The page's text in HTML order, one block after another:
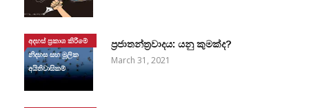
අදහස් ප්‍රකාශ කිරීමේ
නිදහස සහ මූලික
අයිතිවාසිකම්
ප්‍රජාතන්ත්‍රවාදය: යනු කුමක්ද?
March 31, 2021